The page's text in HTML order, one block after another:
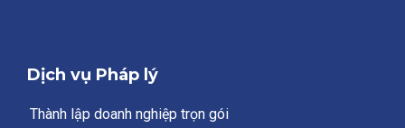
Dịch vụ Pháp lý
Thành lập doanh nghiệp trọn gói